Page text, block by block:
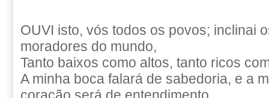
OUVI isto, vós todos os povos; inclinai
moradores do mundo,
Tanto baixos como altos, tanto ricos
A minha boca falará de sabedoria, e a